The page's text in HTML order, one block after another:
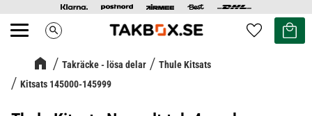
Meny search Favoriter
Kundvagn
Takräcke - lösa delar
Thule Kitsats
Kitsats 145000-145999